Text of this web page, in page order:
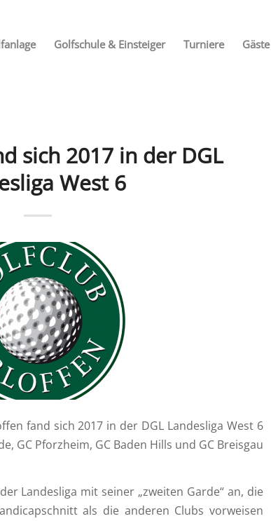
Golfschule & Einsteiger Turniere Gäste
sich 2017 in der DGL
West 6
fand sich 2017 in der DGL Landesliga West 6
GC Pforzheim, GC Baden Hills und GC Breisgau
Landesliga mit seiner „zweiten Garde“ an, die
als die anderen Clubs vorweisen